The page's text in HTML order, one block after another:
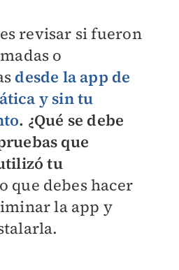
revisar si fueron
o
desde la app de
y sin tu
. ¿Qué se debe
que
tu
que debes hacer
la app y